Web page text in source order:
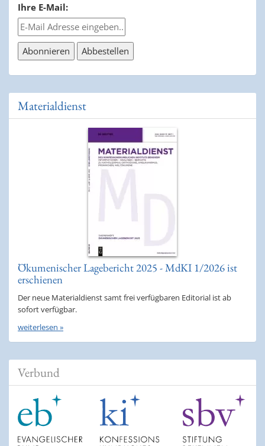
Ihre E-Mail:
Materialdienst
Ökumenischer Lagebericht 2025 - MdKI 1/2026 ist
erschienen
Der neue Materialdienst samt frei verfügbaren Editorial ist ab
sofort verfügbar.
weiterlesen »
Verbund